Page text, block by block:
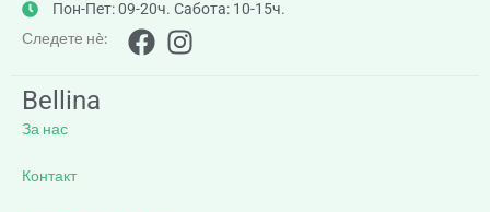
Пон-Пет: 09-20ч. Сабота: 10-15ч.
Следете нè:
Bellina
За нас
Контакт